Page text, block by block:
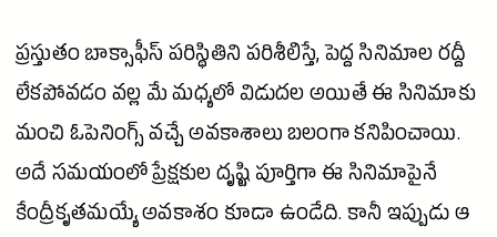
ప్రస్తుతం బాక్సాఫీస్ పరిస్థితిని పరిశీలిస్తే, పెద్ద సినిమాల రద్దీ
లేకపోవడం వల్ల మే మధ్యలో విడుదల అయితే ఈ సినిమాకు
మంచి ఓపెనింగ్స్ వచ్చే అవకాశాలు బలంగా కనిపించాయి.
అదే సమయంలో ప్రేక్షకుల దృష్టి పూర్తిగా ఈ సినిమాపైనే
కేంద్రీకృతమయ్యే అవకాశం కూడా ఉండేది. కానీ ఇప్పుడు ఆ